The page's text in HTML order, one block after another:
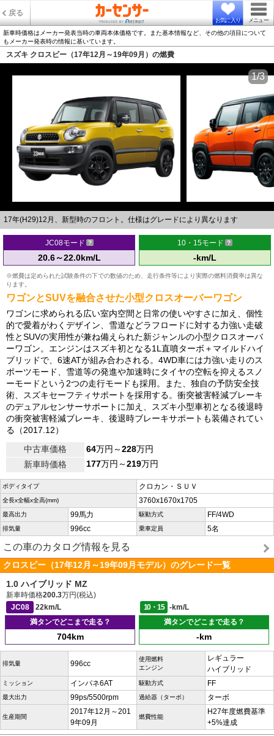
戻る
お気に入り メニュー
新車時価格はメーカー発表当時の車両本体価格です。また基本情報など、その他の項目について
もメーカー発表時の情報に基いています。
スズキ クロスビー（17年12月～19年09月）の燃費
17年(H29)12月、新型時のフロント。仕様はグレードにより異なります
1/3
JC08モード
20.6～22.0km/L
10・15モード
-km/L
※燃費は定められた試験条件の下での数値のため、走行条件等により実際の燃料消費率は異な
ります。
ワゴンとSUVを融合させた小型クロスオーバーワゴン
ワゴンに求められる広い室内空間と日常の使いやすさに加え、個性
的で愛着がわくデザイン、雪道などラフロードに対する力強い走破
性とSUVの実用性が兼ね備えられた新ジャンルの小型クロスオーバ
ーワゴン。エンジンはスズキ初となる1L直噴ターボ＋マイルドハイ
ブリッドで、6速ATが組み合わされる。4WD車には力強い走りのス
ポーツモード、雪道等の発進や加速時にタイヤの空転を抑えるスノ
ーモードという2つの走行モードも採用。また、独自の予防安全技
術、スズキセーフティサポートを採用する。衝突被害軽減ブレーキ
のデュアルセンサーサポートに加え、スズキ小型車初となる後退時
の衝突被害軽減ブレーキ、後退時ブレーキサポートも装備されてい
る（2017.12）
中古車価格
64万円～228万円
新車時価格
177万円～219万円
ボディタイプ クロカン・ＳＵＶ
全長x全幅x全高(mm) 3760x1670x1705
最高出力 99馬力 駆動方式 FF/4WD
排気量 996cc 乗車定員 5名
この車のカタログ情報を見る
クロスビー（17年12月～19年09月モデル）のグレード一覧
1.0 ハイブリッド MZ
新車時価格200.3万円(税込)
JC08
22km/L 10・15
-km/L
満タンでどこまで走る？
704km
満タンでどこまで走る？
-km
排気量 996cc
使用燃料
エンジン
レギュラー
ハイブリッド
ミッション インパネ6AT 駆動方式 FF
最大出力 99ps/5500rpm 過給器（ターボ） ターボ
生産期間
2017年12月～201
9年09月
燃費性能
H27年度燃費基準
+5%達成